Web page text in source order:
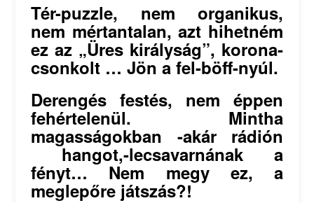
Tér-puzzle, nem organikus,
nem mértantalan, azt hihetném
ez az „Üres királyság”, korona-
csonkolt … Jön a fel-böff-nyúl.
Derengés festés, nem éppen
fehértelenül. Mintha
magasságokban -akár rádión
hangot,-lecsavarnának a
fényt… Nem megy ez, a
meglepőre játszás?!